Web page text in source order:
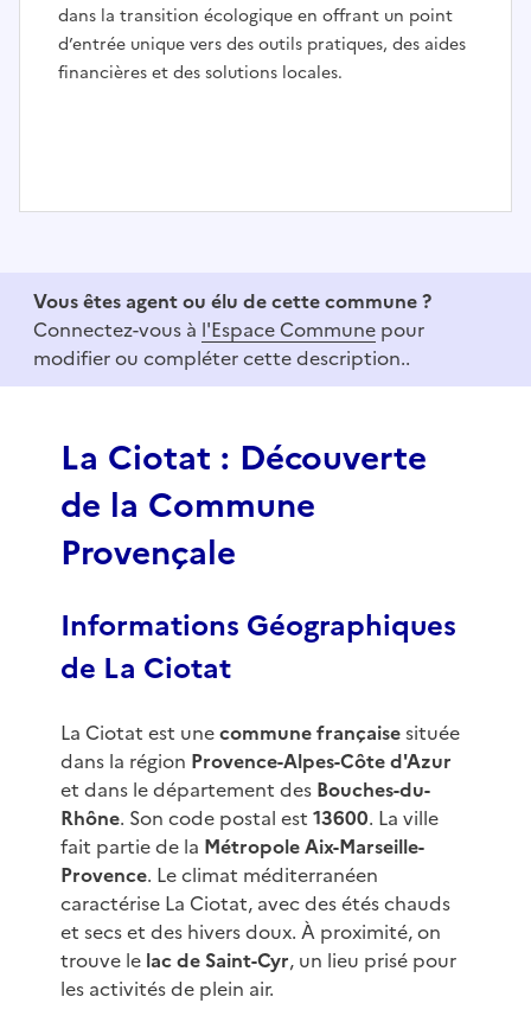
dans la transition écologique en offrant un point
d’entrée unique vers des outils pratiques, des aides
financières et des solutions locales.
f
Vous êtes agent ou élu de cette commune ?
Connectez-vous à l'Espace Commune pour
modifier ou compléter cette description..
La Ciotat : Découverte
de la Commune
Provençale
Informations Géographiques
de La Ciotat
La Ciotat est unecommune françaisesituée
dans la région Provence-Alpes-Côte d'Azur
et dans le département des Bouches-du-
Rhône. Son code postal est 13600. La ville
fait partie de la Métropole Aix-Marseille-
Provence. Le climat méditerranéen
caractérise La Ciotat, avec des étés chauds
et secs et des hivers doux. À proximité, on
trouve le lac de Saint-Cyr, un lieu prisé pour
les activités de plein air.